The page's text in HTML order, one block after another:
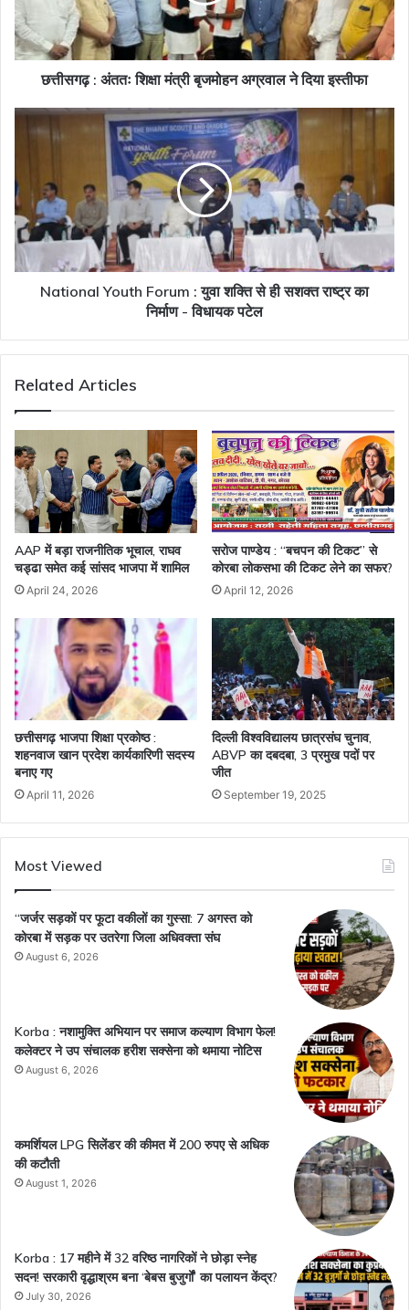
अग्रवाल
ने
दिया
इस्तीफाछत्तीसगढ़ : अंततः शिक्षा मंत्री बृजमोहन अग्रवाल ने दिया इस्तीफा
National
Youth
युवा
शक्ति
से
ही
सशक्त
पटेल
National Youth Forum : युवा शक्ति से ही सशक्त राष्ट्र का
निर्माण - विधायक पटेल
Related Articles
AAP में बड़ा राजनीतिक भूचाल, राघव
चड्ढा समेत कई सांसद भाजपा में शामिल
April 24, 2026
सरोज पाण्डेय : “बचपन की टिकट” से
कोरबा लोकसभा की टिकट लेने का सफर?
April 12, 2026
छत्तीसगढ़ भाजपा शिक्षा प्रकोष्ठ :
शहनवाज खान प्रदेश कार्यकारिणी सदस्य
बनाए गए
April 11, 2026
दिल्ली विश्वविद्यालय छात्रसंघ चुनाव,
ABVP का दबदबा, 3 प्रमुख पदों पर
जीत
September 19, 2025
Most Viewed
“जर्जर सड़कों पर फूटा वकीलों का गुस्सा: 7 अगस्त को
कोरबा में सड़क पर उतरेगा जिला अधिवक्ता संघ
August 6, 2026
Korba : नशामुक्ति अभियान पर समाज कल्याण विभाग फेल!
कलेक्टर ने उप संचालक हरीश सक्सेना को थमाया नोटिस
August 6, 2026
कमर्शियल LPG सिलेंडर की कीमत में 200 रुपए से अधिक
की कटौती
August 1, 2026
Korba : 17 महीने में 32 वरिष्ठ नागरिकों ने छोड़ा स्नेह
सदन! सरकारी वृद्धाश्रम बना ‘बेबस बुजुर्गों’ का पलायन केंद्र?
July 30, 2026